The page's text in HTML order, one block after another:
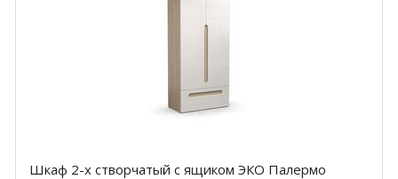
Шкаф 2-х створчатый с ящиком ЭКО Палермо